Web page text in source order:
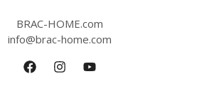
BRAC-HOME.com
info@brac-home.com